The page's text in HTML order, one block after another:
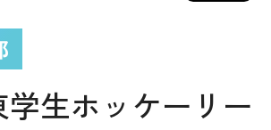
生ホッケーリー